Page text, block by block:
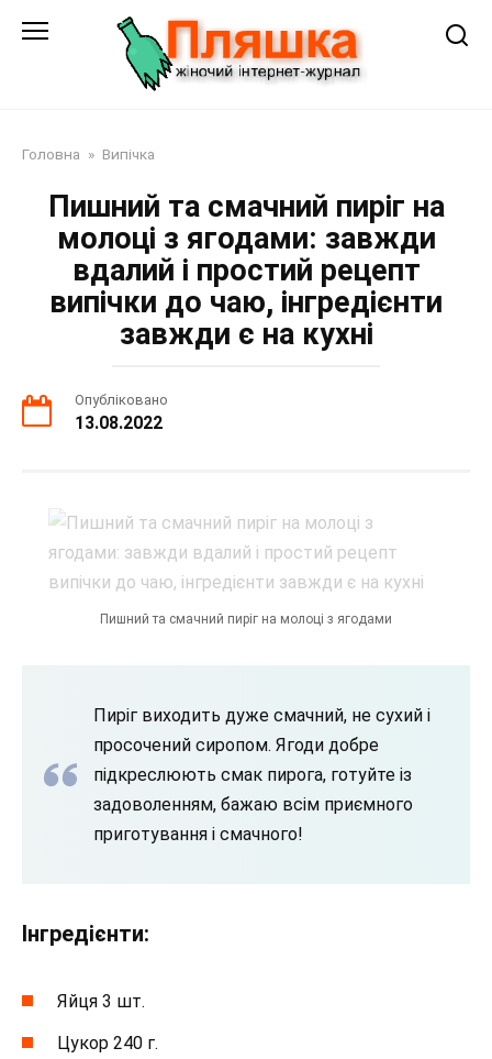
Головна » Випічка
Пишний та смачний пиріг на
молоці з ягодами: завжди
вдалий і простий рецепт
випічки до чаю, інгредієнти
завжди є на кухні
Опубліковано
13.08.2022
Пишний та смачний пиріг на молоці з ягодами
Пиріг виходить дуже смачний, не сухий і
просочений сиропом. Ягоди добре
підкреслюють смак пирога, готуйте із
задоволенням, бажаю всім приємного
приготування і смачного!
Інгредієнти:
Яйця 3 шт.
Цукор 240 г.